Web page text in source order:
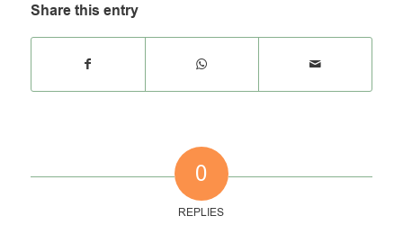
Share this entry
0
REPLIES